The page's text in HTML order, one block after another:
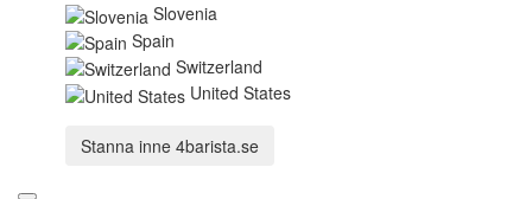
Slovenia
Spain
Switzerland
United States
Stanna inne 4barista.se